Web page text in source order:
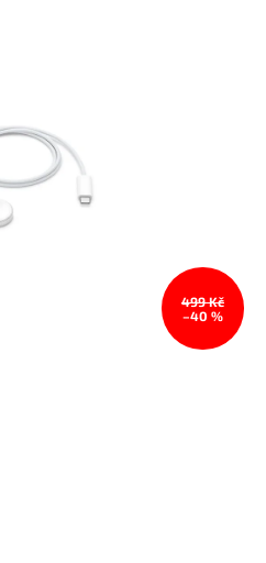
499 Kč
–40 %